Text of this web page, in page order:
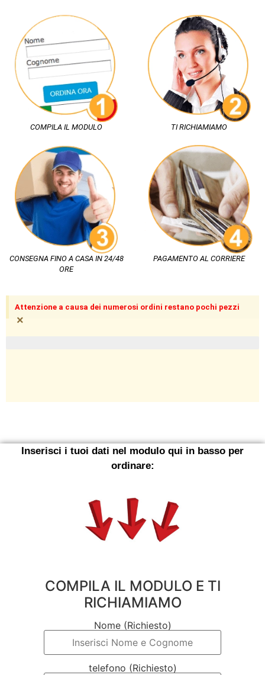
COMPILA IL MODULO TI RICHIAMIAMO
CONSEGNA FINO A CASA IN 24/48
ORE
PAGAMENTO AL CORRIERE
Attenzione a causa dei numerosi ordini restano pochi pezzi
×
Inserisci i tuoi dati nel modulo qui in basso per
ordinare:
COMPILA IL MODULO E TI
RICHIAMIAMO
Nome (Richiesto)
telefono (Richiesto)